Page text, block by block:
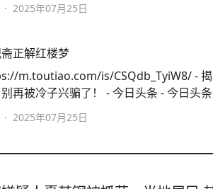
· 2025年07月25日
正解红楼梦
m.toutiao.com/is/CSQdb_TyiW8/ -
再被冷子兴骗了！ - 今日头条 - 今日头条
· 2025年07月25日